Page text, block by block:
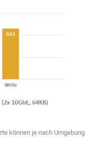
können je nach Umgebung